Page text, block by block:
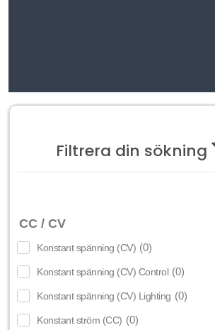
Filtrera din sökning
CC / CV
Konstant spänning (CV) (0)
Konstant spänning (CV) Control (0)
Konstant spänning (CV) Lighting (0)
Konstant ström (CC) (0)